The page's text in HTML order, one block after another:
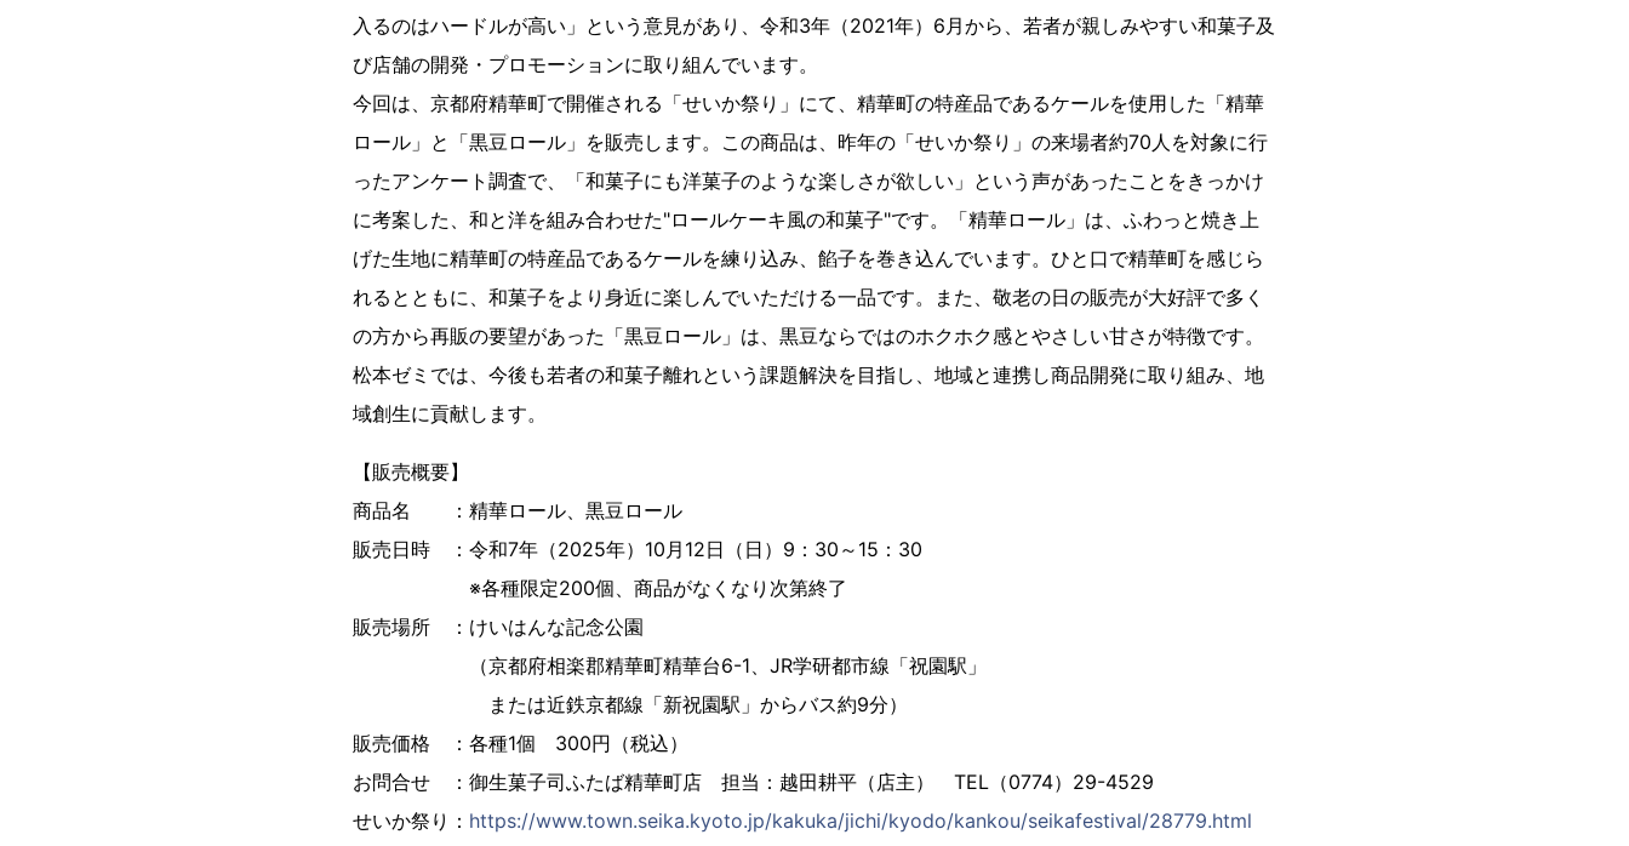
入るのはハードルが高い」という意見があり、令和3年（2021年）6月から、若者が親しみやすい和菓子及
び店舗の開発・プロモーションに取り組んでいます。
今回は、京都府精華町で開催される「せいか祭り」にて、精華町の特産品であるケールを使用した「精華
ロール」と「黒豆ロール」を販売します。この商品は、昨年の「せいか祭り」の来場者約70人を対象に行
ったアンケート調査で、「和菓子にも洋菓子のような楽しさが欲しい」という声があったことをきっかけ
に考案した、和と洋を組み合わせた"ロールケーキ風の和菓子"です。「精華ロール」は、ふわっと焼き上
げた生地に精華町の特産品であるケールを練り込み、餡子を巻き込んでいます。ひと口で精華町を感じら
れるとともに、和菓子をより身近に楽しんでいただける一品です。また、敬老の日の販売が大好評で多く
の方から再販の要望があった「黒豆ロール」は、黒豆ならではのホクホク感とやさしい甘さが特徴です。
松本ゼミでは、今後も若者の和菓子離れという課題解決を目指し、地域と連携し商品開発に取り組み、地
域創生に貢献します。
【販売概要】
商品名 ：精華ロール、黒豆ロール
販売日時 ：令和7年（2025年）10月12日（日）9：30～15：30
※各種限定200個、商品がなくなり次第終了
販売場所 ：けいはんな記念公園
（京都府相楽郡精華町精華台6-1、JR学研都市線「祝園駅」
または近鉄京都線「新祝園駅」からバス約9分）
販売価格 ：各種1個 300円（税込）
お問合せ ：御生菓子司ふたば精華町店 担当：越田耕平（店主） TEL（0774）29-4529
せいか祭り： https://www.town.seika.kyoto.jp/kakuka/jichi/kyodo/kankou/seikafestival/28779.html